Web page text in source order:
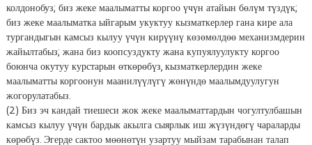
колдонобуз; биз жеке маалыматты коргоо үчүн атайын бөлүм түздүк;
биз жеке маалыматка ыйгарым укуктуу кызматкерлер гана кире ала
тургандыгын камсыз кылуу үчүн кирүүнү көзөмөлдөө механизмдерин
жайылтабыз; жана биз коопсуздукту жана купуялуулукту коргоо
боюнча окутуу курстарын өткөрөбүз, кызматкерлердин жеке
маалыматты коргоонун маанилүүлүгү жөнүндө маалымдуулугун
жогорулатабыз.
(2) Биз эч кандай тиешеси жок жеке маалыматтардын чогултулбашын
камсыз кылуу үчүн бардык акылга сыярлык иш жүзүндөгү чараларды
көрөбүз. Эгерде сактоо мөөнөтүн узартуу мыйзам тарабынан талап